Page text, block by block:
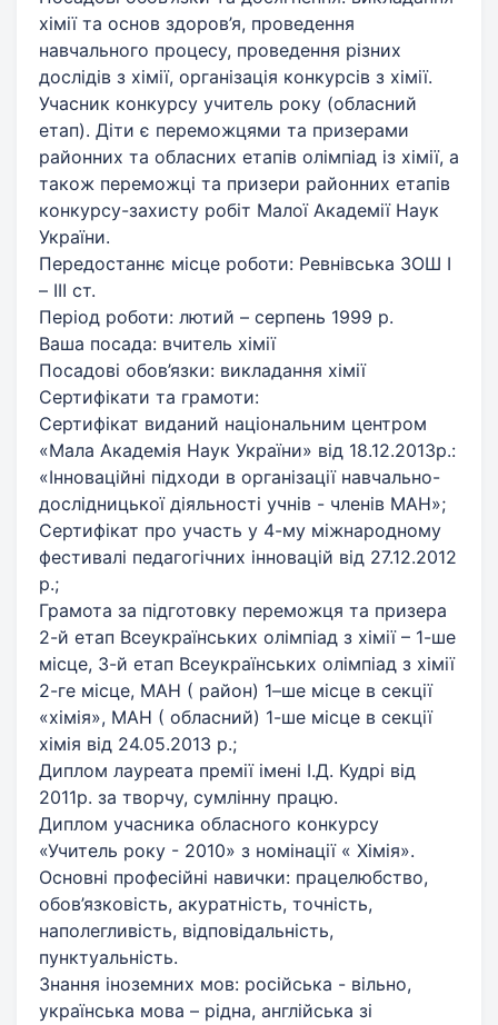
хімії та основ здоров’я, проведення
навчального процесу, проведення різних
дослідів з хімії, організація конкурсів з хімії.
Учасник конкурсу учитель року (обласний
етап). Діти є переможцями та призерами
районних та обласних етапів олімпіад із хімії, а
також переможці та призери районних етапів
конкурсу-захисту робіт Малої Академії Наук
України.
Передостаннє місце роботи: Ревнівська ЗОШ І
– ІІІ ст.
Період роботи: лютий – серпень 1999 р.
Ваша посада: вчитель хімії
Посадові обов’язки: викладання хімії
Сертифікати та грамоти:
Сертифікат виданий національним центром
«Мала Академія Наук України» від 18.12.2013р.:
«Інноваційні підходи в організації навчально-
дослідницької діяльності учнів - членів МАН»;
Сертифікат про участь у 4-му міжнародному
фестивалі педагогічних інновацій від 27.12.2012
р.;
Грамота за підготовку переможця та призера
2-й етап Всеукраїнських олімпіад з хімії – 1-ше
місце, 3-й етап Всеукраїнських олімпіад з хімії
2-ге місце, МАН ( район) 1–ше місце в секції
«хімія», МАН ( обласний) 1-ше місце в секції
хімія від 24.05.2013 р.;
Диплом лауреата премії імені І.Д. Кудрі від
2011р. за творчу, сумлінну працю.
Диплом учасника обласного конкурсу
«Учитель року - 2010» з номінації « Хімія».
Основні професійні навички: працелюбство,
обов’язковість, акуратність, точність,
наполегливість, відповідальність,
пунктуальність.
Знання іноземних мов: російська - вільно,
українська мова – рідна, англійська зі